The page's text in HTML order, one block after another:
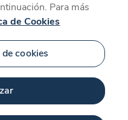
7 min
Para más
de Cookies
cookies